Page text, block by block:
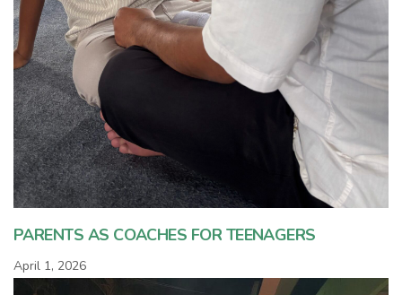
PARENTS AS COACHES FOR TEENAGERS
April 1, 2026